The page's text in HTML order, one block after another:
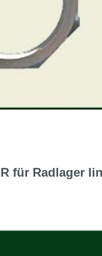
Mini Rover TR etc
für Radlager